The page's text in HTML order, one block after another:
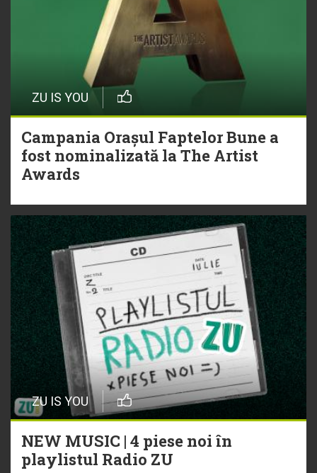
ZU IS YOU
Campania Orașul Faptelor Bune a
fost nominalizată la The Artist
Awards
ZU IS YOU
NEW MUSIC | 4 piese noi în
playlistul Radio ZU